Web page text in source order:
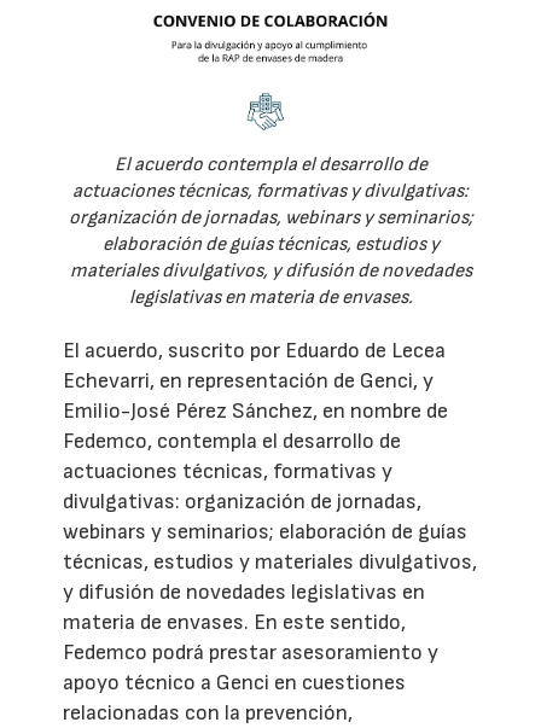
El acuerdo contempla el desarrollo de
actuaciones técnicas, formativas y divulgativas:
organización de jornadas, webinars y seminarios;
elaboración de guías técnicas, estudios y
materiales divulgativos, y difusión de novedades
legislativas en materia de envases.
El acuerdo, suscrito por Eduardo de Lecea
Echevarri, en representación de Genci, y
Emilio-José Pérez Sánchez, en nombre de
Fedemco, contempla el desarrollo de
actuaciones técnicas, formativas y
divulgativas: organización de jornadas,
webinars y seminarios; elaboración de guías
técnicas, estudios y materiales divulgativos,
y difusión de novedades legislativas en
materia de envases. En este sentido,
Fedemco podrá prestar asesoramiento y
apoyo técnico a Genci en cuestiones
relacionadas con la prevención,